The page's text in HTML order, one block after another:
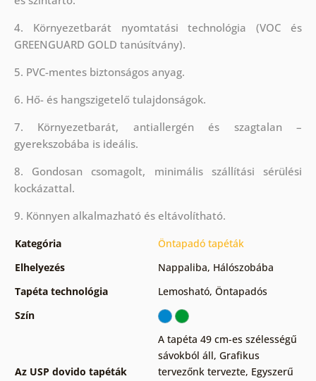
4. Környezetbarát nyomtatási technológia (VOC és
GREENGUARD GOLD tanúsítvány).
5. PVC-mentes biztonságos anyag.
6. Hő- és hangszigetelő tulajdonságok.
7. Környezetbarát, antiallergén és szagtalan –
gyerekszobába is ideális.
8. Gondosan csomagolt, minimális szállítási sérülési
kockázattal.
9. Könnyen alkalmazható és eltávolítható.
Kategória
Öntapadó tapéták
Elhelyezés
Nappaliba, Hálószobába
Tapéta technológia
Lemosható, Öntapadós
Szín
Az USP dovido tapéták
A tapéta 49 cm-es szélességű
sávokból áll, Grafikus
tervezőnk tervezte, Egyszerű